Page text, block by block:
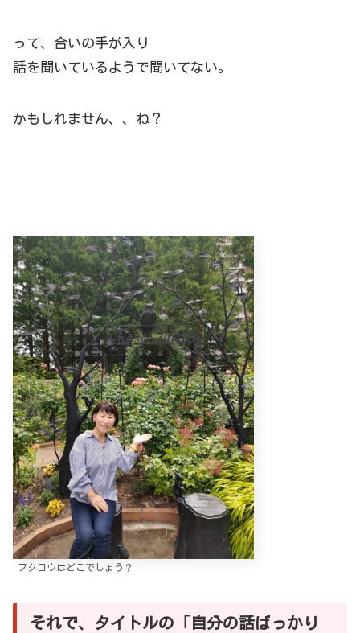
って、合いの手が入り
話を聞いているようで聞いてない。
かもしれません、、ね？
フクロウはどこでしょう？
それで、タイトルの「自分の話ばっかり